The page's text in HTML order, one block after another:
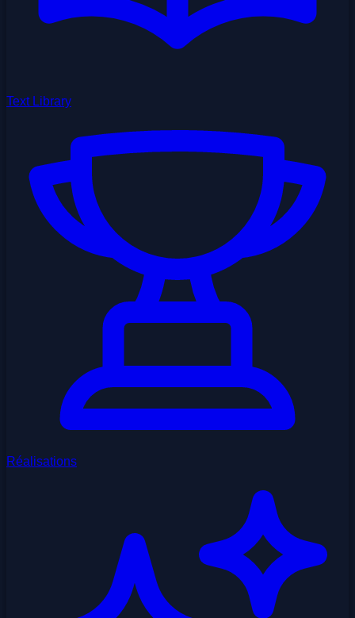
Text Library
Réalisations